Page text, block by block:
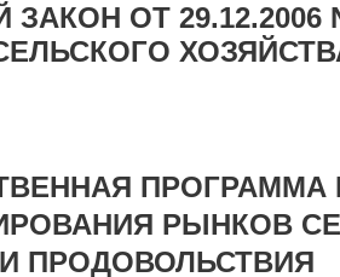
ОТ 29.12.2006
РЫНКОВ
ПРОДОВОЛЬСТВИЯ